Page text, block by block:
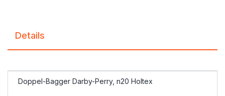
Details
Doppel-Bagger Darby-Perry, n20 Holtex